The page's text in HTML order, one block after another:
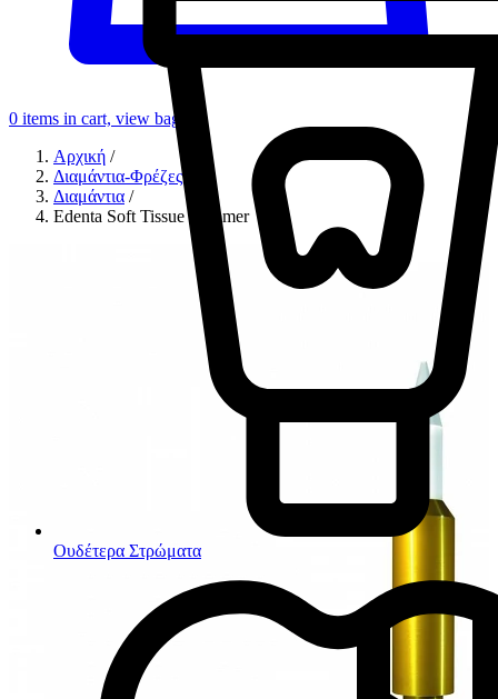
Ουδέτερα Στρώματα
0 items in cart, view bag
Αρχική /
Διαμάντια-Φρέζες
Διαμάντια /
Edenta Soft Tissue Trimmer